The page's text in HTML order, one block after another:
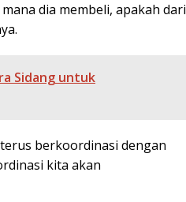
dia membeli, apakah dari
Sidang untuk
berkoordinasi dengan
kita akan